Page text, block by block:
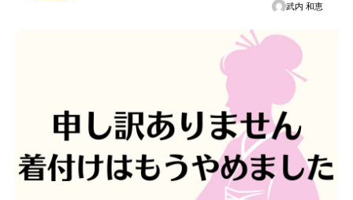
武内 和恵